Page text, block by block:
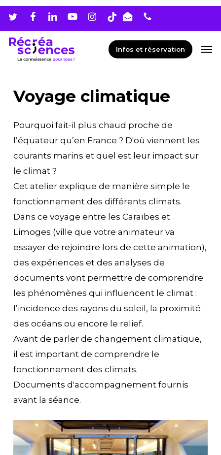
Skip
main
content
Infos et réservation
Voyage climatique
Pourquoi fait-il plus chaud proche de
l’équateur qu’en France ? D'où viennent les
courants marins et quel est leur impact sur
le climat ?
Cet atelier explique de manière simple le
fonctionnement des différents climats.
Dans ce voyage entre les Caraïbes et
Limoges (ville que votre animateur va
essayer de rejoindre lors de cette animation),
des expériences et des analyses de
documents vont permettre de comprendre
les phénomènes qui influencent le climat :
l’incidence des rayons du soleil, la proximité
des océans ou encore le relief.
Avant de parler de changement climatique,
il est important de comprendre le
fonctionnement des climats.
Documents d'accompagnement fournis
avant la séance.
Menu